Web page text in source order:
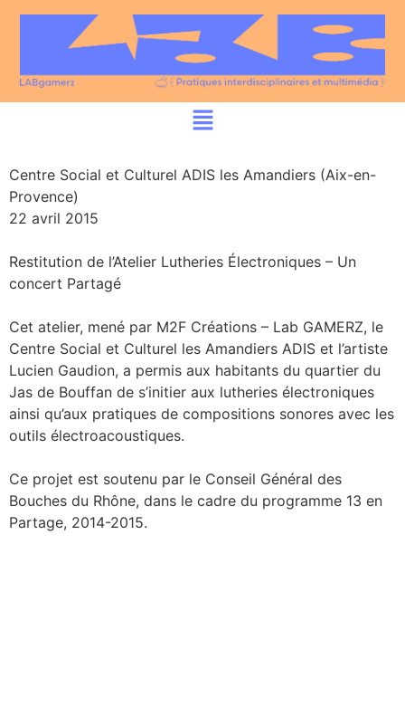
Centre Social et Culturel ADIS les Amandiers (Aix-en-
Provence)
22 avril 2015
Restitution de l’Atelier Lutheries Électroniques – Un
concert Partagé
Cet atelier, mené par M2F Créations – Lab GAMERZ, le
Centre Social et Culturel les Amandiers ADIS et l’artiste
Lucien Gaudion, a permis aux habitants du quartier du
Jas de Bouffan de s’initier aux lutheries électroniques
ainsi qu’aux pratiques de compositions sonores avec les
outils électroacoustiques.
Ce projet est soutenu par le Conseil Général des
Bouches du Rhône, dans le cadre du programme 13 en
Partage, 2014-2015.